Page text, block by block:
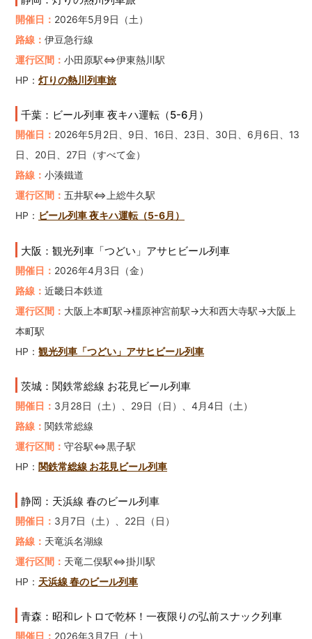
開催日： 2026年5月9日（土）
路線： 伊豆急行線
運行区間： 小田原駅⇔伊東熱川駅
HP： 灯りの熱川列車旅
千葉：ビール列車 夜キハ運転（5-6月）
開催日： 2026年5月2日、9日、16日、23日、30日、6月6日、13
日、20日、27日（すべて金）
路線： 小湊鐵道
運行区間： 五井駅⇔上総牛久駅
HP： ビール列車 夜キハ運転（5-6月）
大阪：観光列車「つどい」アサヒビール列車
開催日： 2026年4月3日（金）
路線： 近畿日本鉄道
運行区間： 大阪上本町駅→橿原神宮前駅→大和西大寺駅→大阪上
本町駅
HP： 観光列車「つどい」アサヒビール列車
茨城：関鉄常総線 お花見ビール列車
開催日： 3月28日（土）、29日（日）、4月4日（土）
路線： 関鉄常総線
運行区間： 守谷駅⇔黒子駅
HP： 関鉄常総線 お花見ビール列車
静岡：天浜線 春のビール列車
開催日： 3月7日（土）、22日（日）
路線： 天竜浜名湖線
運行区間： 天竜二俣駅⇔掛川駅
HP： 天浜線 春のビール列車
青森：昭和レトロで乾杯！一夜限りの弘前スナック列車
開催日： 2026年3月7日（土）